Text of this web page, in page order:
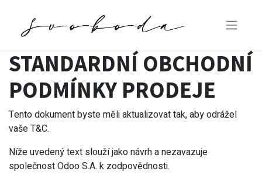
STANDARDNÍ OBCHODNÍ
PODMÍNKY PRODEJE
Tento dokument byste měli aktualizovat tak, aby odrážel
vaše T&C.
Níže uvedený text slouží jako návrh a nezavazuje
společnost Odoo S.A. k zodpovědnosti.